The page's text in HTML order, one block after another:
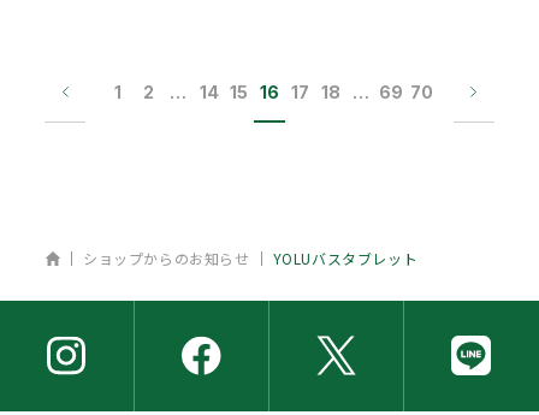
1 2 … 14 15 16 17 18 … 69 70
ホーム
ショップからのお知らせ YOLUバスタブレット